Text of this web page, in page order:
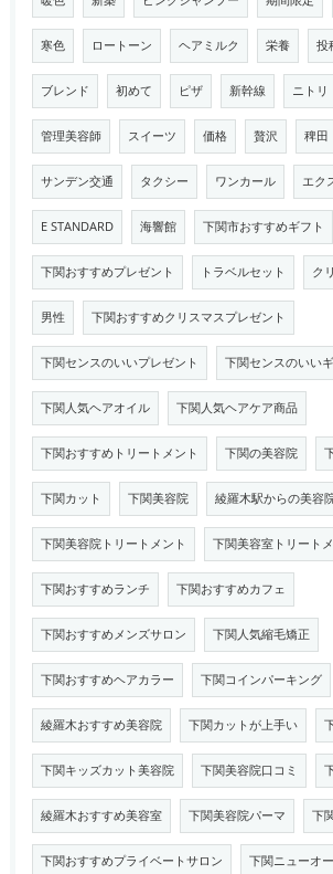
寒色 ロートーン ヘアミルク 栄養 投
ブレンド 初めて ピザ 新幹線 ニトリ
管理美容師 スイーツ 価格 贅沢 稗田
サンデン交通 タクシー ワンカール エク
E STANDARD 海響館 下関市おすすめギフト
下関おすすめプレゼント トラベルセット ク
男性 下関おすすめクリスマスプレゼント
下関センスのいいプレゼント 下関センスのいい
下関人気ヘアオイル 下関人気ヘアケア商品
下関おすすめトリートメント 下関の美容院
下関カット 下関美容院 綾羅木駅からの美容
下関美容院トリートメント 下関美容室トリート
下関おすすめランチ 下関おすすめカフェ
下関おすすめメンズサロン 下関人気縮毛矯正
下関おすすめヘアカラー 下関コインパーキング
綾羅木おすすめ美容院 下関カットが上手い
下関キッズカット美容院 下関美容院口コミ
綾羅木おすすめ美容室 下関美容院パーマ 下
下関おすすめプライベートサロン 下関ニューオ